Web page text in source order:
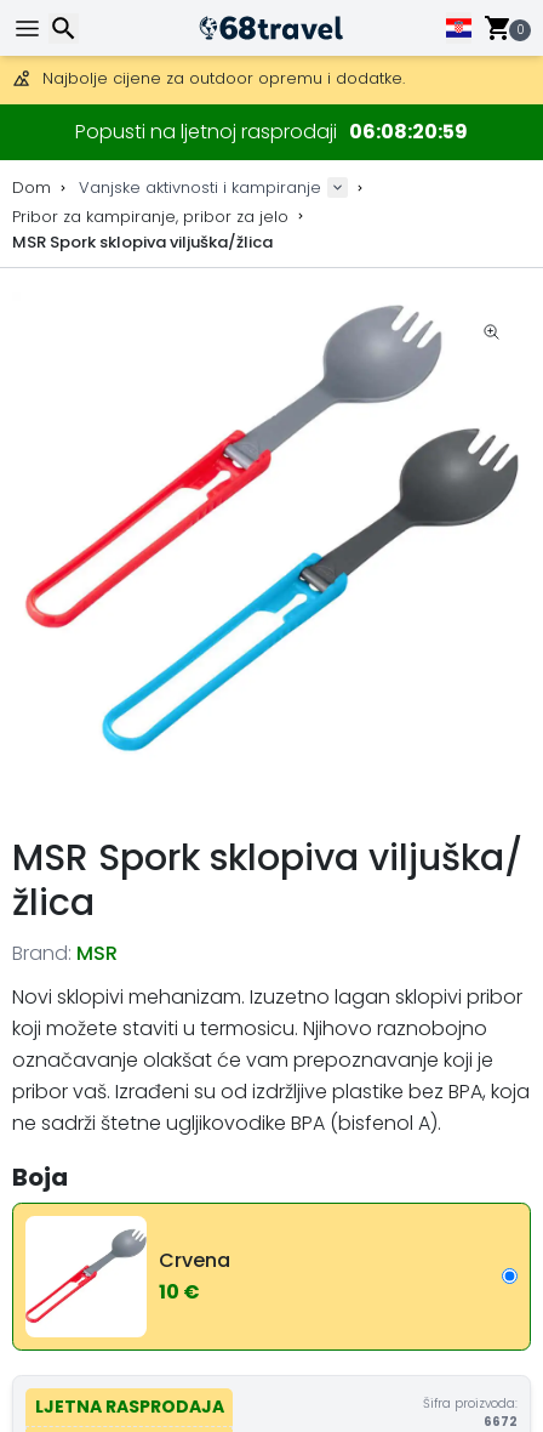
0
Mogućnost slanja DHL Expressom (dostava unutar 24 sata)
30 dana za povrat, 90 dana za drvene karte i dekoracije.
Najbolje cijene za outdoor opremu i dodatke.
Popusti na ljetnoj rasprodaji 06 08 20 58
Dom
Vanjske aktivnosti i kampiranje
Pribor za kampiranje, pribor za jelo
MSR Spork sklopiva viljuška/žlica
MSR Spork sklopiva viljuška/
žlica
Brand: MSR
Novi sklopivi mehanizam. Izuzetno lagan sklopivi pribor
koji možete staviti u termosicu. Njihovo raznobojno
označavanje olakšat će vam prepoznavanje koji je
pribor vaš. Izrađeni su od izdržljive plastike bez BPA, koja
ne sadrži štetne ugljikovodike BPA (bisfenol A).
Boja
Crvena
10 €
LJETNA RASPRODAJA
Šifra proizvoda:
6672
Traži
Traži